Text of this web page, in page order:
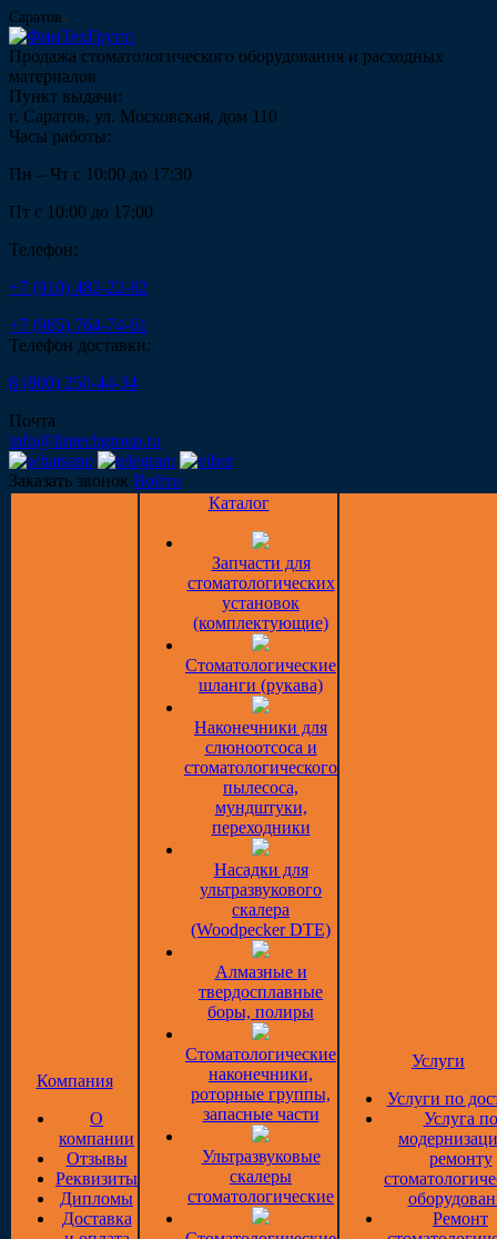
Саратов
Продажа стоматологического оборудования и расходных
материалов
Пункт выдачи:
г. Саратов, ул. Московская, дом 110
Часы работы:
Пн – Чт с 10:00 до 17:30
Пт с 10:00 до 17:00
Телефон:
+7 (910) 482-22-82
+7 (985) 764-74-61
Телефон доставки:
8 (800) 250-44-34
Почта
info@fintechgroup.ru
Заказать звонок Войти
Компания
О
компании
Отзывы
Реквизиты
Дипломы
Доставка
Каталог
Запчасти для
стоматологических
установок
(комплектующие)
Стоматологические
шланги (рукава)
Наконечники для
слюноотсоса и
стоматологического
пылесоса,
мундштуки,
переходники
Насадки для
ультразвукового
скалера
(Woodpecker DTE)
Алмазные и
твердосплавные
боры, полиры
Стоматологические
наконечники,
роторные группы,
запасные части
Ультразвуковые
скалеры
стоматологические
Услуги
Услуги по
Услуга по
ремонту
Ремонт